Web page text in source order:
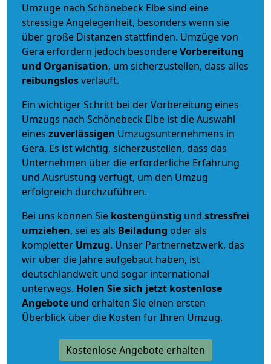
Umzüge nach Schönebeck Elbe sind eine
stressige Angelegenheit, besonders wenn sie
über große Distanzen stattfinden. Umzüge von
Gera erfordern jedoch besondereVorbereitung
und Organisation, um sicherzustellen, dass alles
reibungslosverläuft.
Ein wichtiger Schritt bei der Vorbereitung eines
Umzugs nach Schönebeck Elbe ist die Auswahl
eines zuverlässigen Umzugsunternehmens in
Gera. Es ist wichtig, sicherzustellen, dass das
Unternehmen über die erforderliche Erfahrung
und Ausrüstung verfügt, um den Umzug
erfolgreich durchzuführen.
Bei uns können Sie kostengünstig und stressfrei
umziehen, sei es als Beiladung oder als
kompletter Umzug. Unser Partnernetzwerk, das
wir über die Jahre aufgebaut haben, ist
deutschlandweit und sogar international
unterwegs. Holen Sie sich jetzt kostenlose
Angebote und erhalten Sie einen ersten
Überblick über die Kosten für Ihren Umzug.
Kostenlose Angebote erhalten